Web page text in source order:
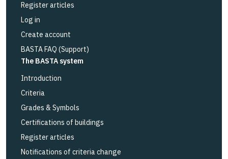
Register articles
Log in
Create account
BASTA FAQ (Support)
The BASTA system
Introduction
Criteria
Grades & Symbols
Certifications of buildings
Register articles
Notifications of criteria change